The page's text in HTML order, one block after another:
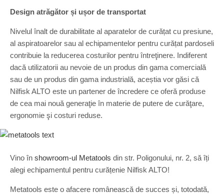
Design atrăgător și ușor de transportat
Nivelul înalt de durabilitate al aparatelor de curățat cu presiune,
al aspiratoarelor sau al echipamentelor pentru curățat pardoseli
contribuie la reducerea costurilor pentru întreţinere. Indiferent
dacă utilizatorii au nevoie de un produs din gama comercială
sau de un produs din gama industrială, aceștia vor găsi că
Nilfisk ALTO este un partener de încredere ce oferă produse
de cea mai nouă generaţie în materie de putere de curăţare,
ergonomie şi costuri reduse.
Vino în showroom-ul Metatools din str. Poligonului, nr. 2, să îți
alegi echipamentul pentru curățenie Nilfisk ALTO!
Metatools este o afacere românească de succes și, totodată,